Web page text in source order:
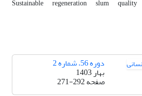
Sustainable regeneration slum quality
دوره 56، شماره 2
بهار 1403
صفحه271-292